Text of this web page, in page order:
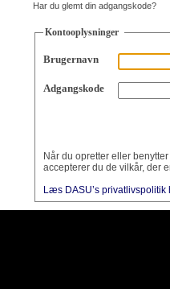
Har du glemt din adgangskode?
Kontooplysninger
Brugernavn
Adgangskode
Når du opretter eller
accepterer du de vilkår, der
Læs DASU’s privatlivspolitik